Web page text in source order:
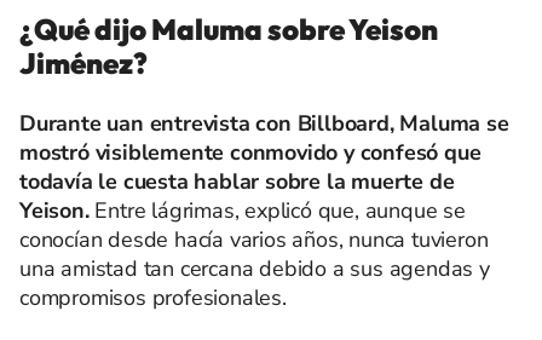
¿Qué dijo Maluma sobre Yeison
Jiménez?
Durante uan entrevista con Billboard, Maluma se
mostró visiblemente conmovido y confesó que
todavía le cuesta hablar sobre la muerte de
Yeison.Entre lágrimas, explicó que, aunque se
conocían desde hacía varios años, nunca tuvieron
una amistad tan cercana debido a sus agendas y
compromisos profesionales.